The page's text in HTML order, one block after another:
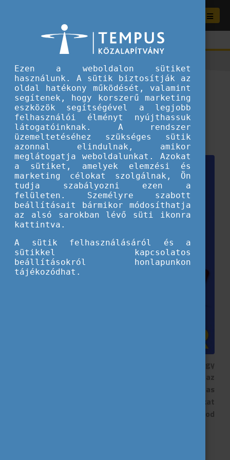
Nemzetközi lehetőségek
várnak rád!
2026.05.21.
Fiataloknak ajánljuk
Nemzetközi videófesztivál, szakmai gyakorlat egy
európai szervezetnél vagy tapasztalatszerzés az
űripar világában? Összegyűjtöttünk három izgalmas
lehetőséget, amelyekkel fejlődhetsz, kapcsolatokat
építhetsz és nemzetközi környezetben próbálhatod
Ezen a weboldalon sütiket
használunk. A sütik biztosítják az
oldal hatékony működését, valamint
segítenek, hogy korszerű marketing
eszközök segítségével a legjobb
felhasználói élményt nyújthassuk
látogatóinknak. A rendszer
üzemeltetéséhez szükséges sütik
azonnal elindulnak, amikor
meglátogatja weboldalunkat. Azokat
a sütiket, amelyek elemzési és
marketing célokat szolgálnak, Ön
tudja szabályozni ezen a
felületen. Személyre szabott
beállításait bármikor módosíthatja
az alsó sarokban lévő süti ikonra
kattintva.
A sütik felhasználásáról és a
sütikkel kapcsolatos
beállításokról honlapunkon
tájékozódhat.